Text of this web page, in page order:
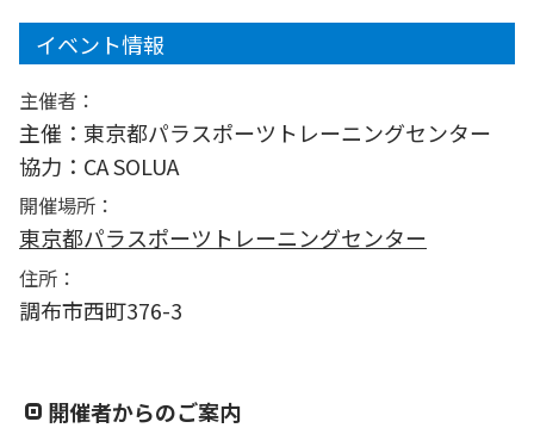
イベント情報
主催者：
主催：東京都パラスポーツトレーニングセンター
協力：CA SOLUA
開催場所：
東京都パラスポーツトレーニングセンター
住所：
調布市西町376-3
開催者からのご案内